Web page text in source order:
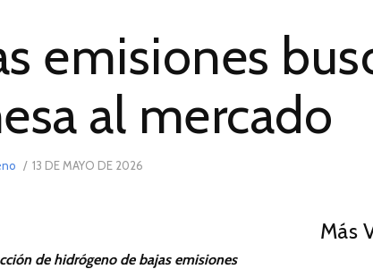
emisiones
al mercado
POSTED
13 DE MAYO DE 2026
de hidrógeno de bajas emisiones
Más